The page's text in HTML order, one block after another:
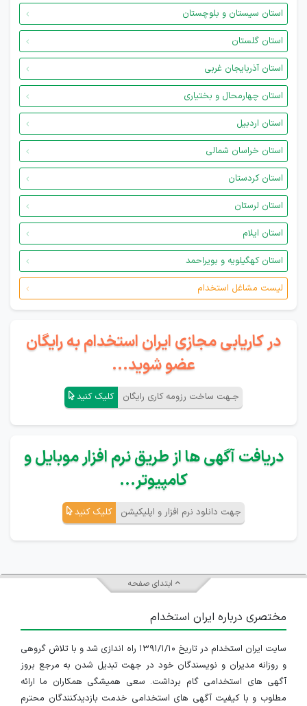
استان سیستان و بلوچستان
استان گلستان
استان آذربایجان غربی
استان چهارمحال و بختیاری
استان اردبیل
استان خراسان شمالی
استان کردستان
استان لرستان
استان ایلام
استان کهگیلویه و بویراحمد
لیست مشاغل استخدام
در کاریابی مجازی ایران استخدام به رایگان
عضو شوید...
جـهت ساخت رزومه کاری رایگان کلیک کنید
دریافت آگهی ها از طریق نرم افزار موبایل و
کامپیوتر...
جهت دانلود نرم افزار و اپلیکیشن کلیک کنید
ابتدای صفحه
مختصری درباره ایران استخدام
سایت ایران استخدام در تاریخ ۱۳۹۱/۱/۱۰ راه اندازی شد و با تلاش گروهی
و روزانه مدیران و نویسندگان خود در جهت تبدیل شدن به مرجع بروز
آگهی های استخدامی گام برداشت. سعی همیشگی همکاران ما ارائه
مطلوب و با کیفیت آگهی های استخدامی خدمت بازدیدکنندگان محترم